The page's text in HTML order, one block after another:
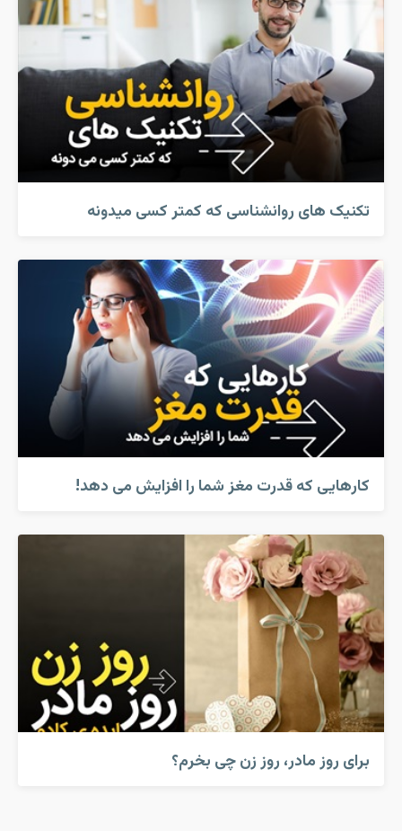
تکنیک های روانشناسی که کمتر کسی میدونه
کارهایی که قدرت مغز شما را افزایش می دهد!
برای روز مادر، روز زن چی بخرم؟